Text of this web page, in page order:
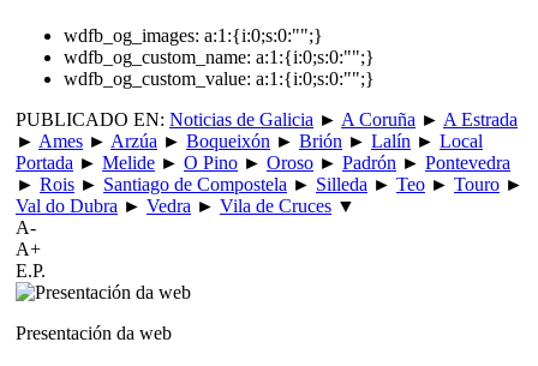
wdfb_og_images: a:1:{i:0;s:0:"";}
wdfb_og_custom_name: a:1:{i:0;s:0:"";}
wdfb_og_custom_value: a:1:{i:0;s:0:"";}
PUBLICADO EN: Noticias de Galicia ► A Coruña ► A Estrada
► Ames ► Arzúa ► Boqueixón ► Brión ► Lalín ► Local
Portada ► Melide ► O Pino ► Oroso ► Padrón ► Pontevedra
► Rois ► Santiago de Compostela ► Silleda ► Teo ► Touro ►
Val do Dubra ► Vedra ► Vila de Cruces ▼
A-
A+
E.P.
Presentación da web